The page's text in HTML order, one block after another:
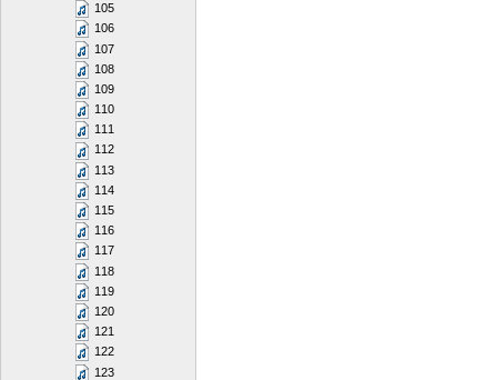
105
106
107
108
109
110
111
112
113
114
115
116
117
118
119
120
121
122
123